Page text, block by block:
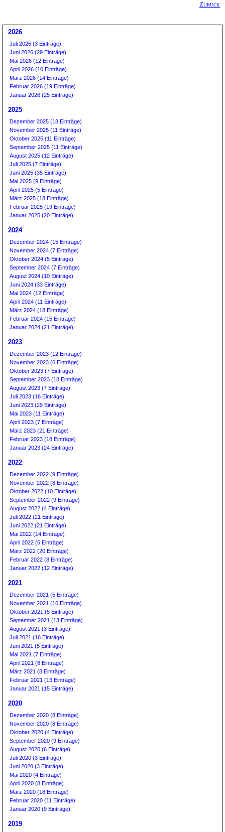
Zurück
2026
Juli 2026 (3 Einträge)
Juni 2026 (29 Einträge)
Mai 2026 (12 Einträge)
April 2026 (10 Einträge)
März 2026 (14 Einträge)
Februar 2026 (19 Einträge)
Januar 2026 (25 Einträge)
2025
Dezember 2025 (18 Einträge)
November 2025 (11 Einträge)
Oktober 2025 (11 Einträge)
September 2025 (11 Einträge)
August 2025 (12 Einträge)
Juli 2025 (7 Einträge)
Juni 2025 (35 Einträge)
Mai 2025 (9 Einträge)
April 2025 (5 Einträge)
März 2025 (18 Einträge)
Februar 2025 (19 Einträge)
Januar 2025 (20 Einträge)
2024
Dezember 2024 (15 Einträge)
November 2024 (7 Einträge)
Oktober 2024 (5 Einträge)
September 2024 (7 Einträge)
August 2024 (10 Einträge)
Juni 2024 (33 Einträge)
Mai 2024 (12 Einträge)
April 2024 (11 Einträge)
März 2024 (18 Einträge)
Februar 2024 (15 Einträge)
Januar 2024 (21 Einträge)
2023
Dezember 2023 (12 Einträge)
November 2023 (6 Einträge)
Oktober 2023 (7 Einträge)
September 2023 (18 Einträge)
August 2023 (7 Einträge)
Juli 2023 (16 Einträge)
Juni 2023 (29 Einträge)
Mai 2023 (11 Einträge)
April 2023 (7 Einträge)
März 2023 (21 Einträge)
Februar 2023 (18 Einträge)
Januar 2023 (24 Einträge)
2022
Dezember 2022 (9 Einträge)
November 2022 (8 Einträge)
Oktober 2022 (10 Einträge)
September 2022 (9 Einträge)
August 2022 (4 Einträge)
Juli 2022 (21 Einträge)
Juni 2022 (21 Einträge)
Mai 2022 (14 Einträge)
April 2022 (5 Einträge)
März 2022 (20 Einträge)
Februar 2022 (8 Einträge)
Januar 2022 (12 Einträge)
2021
Dezember 2021 (5 Einträge)
November 2021 (16 Einträge)
Oktober 2021 (5 Einträge)
September 2021 (13 Einträge)
August 2021 (3 Einträge)
Juli 2021 (16 Einträge)
Juni 2021 (5 Einträge)
Mai 2021 (7 Einträge)
April 2021 (8 Einträge)
März 2021 (8 Einträge)
Februar 2021 (13 Einträge)
Januar 2021 (15 Einträge)
2020
Dezember 2020 (8 Einträge)
November 2020 (8 Einträge)
Oktober 2020 (4 Einträge)
September 2020 (9 Einträge)
August 2020 (6 Einträge)
Juli 2020 (3 Einträge)
Juni 2020 (3 Einträge)
Mai 2020 (4 Einträge)
April 2020 (8 Einträge)
März 2020 (18 Einträge)
Februar 2020 (11 Einträge)
Januar 2020 (9 Einträge)
2019